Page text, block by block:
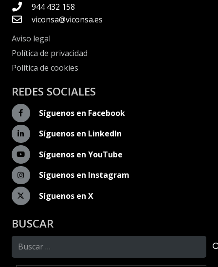
944 432 158
viconsa@viconsa.es
Aviso legal
Política de privacidad
Política de cookies
REDES SOCIALES
Síguenos en Facebook
Síguenos en LinkedIn
Síguenos en YouTube
Síguenos en Instagram
Síguenos en X
BUSCAR
Buscar: